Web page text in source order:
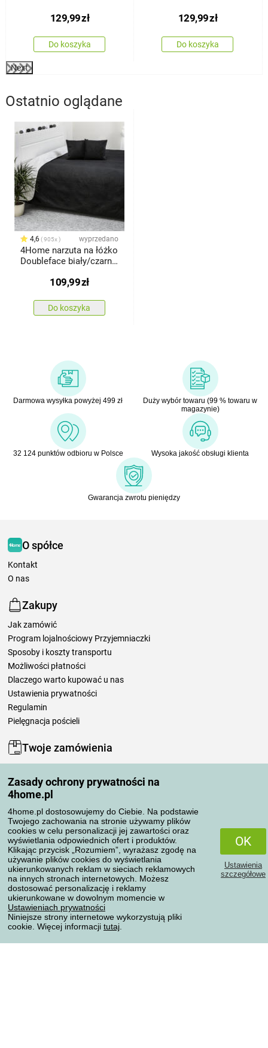
Zasady ochrony prywatności na
4home.pl
4home.pl dostosowujemy do Ciebie. Na podstawie
Twojego zachowania na stronie używamy plików
cookies w celu personalizacji jej zawartości oraz
wyświetlania odpowiednich ofert i produktów.
Klikając przycisk „Rozumiem”, wyrażasz zgodę na
używanie plików cookies do wyświetlania
ukierunkowanych reklam w sieciach reklamowych
na innych stronach internetowych. Możesz
dostosować personalizację i reklamy
ukierunkowane w dowolnym momencie w
Ustawieniach prywatności
Niniejsze strony internetowe wykorzystują pliki
cookie. Więcej informacji tutaj
OK
Ustawienia
szczegółowe
129,99zł
Do koszyka
129,99zł
Do koszyka
Next
Ostatnio oglądane
4,6 905x wyprzedano
4Home narzuta na łóżko
Doubleface biały/czarny,
109,99zł
Do koszyka
Darmowa wysyłka powyżej 499 zł
Duży wybór towaru (99 % towaru w
magazynie)
32 124 punktów odbioru w Polsce Wysoka jakość obsługi klienta
Gwarancja zwrotu pieniędzy
O spółce
Kontakt
O nas
Zakupy
Jak zamówić
Program lojalnościowy Przyjemniaczki
Sposoby i koszty transportu
Możliwości płatności
Dlaczego warto kupować u nas
Ustawienia prywatności
Regulamin
Pielęgnacja pościeli
Twoje zamówienia
Moje zamówienia
Reklamacje
Odstąpienie od umowy
Zasady przetwarzania recenzji
Sposoby transportu
Metody płatności